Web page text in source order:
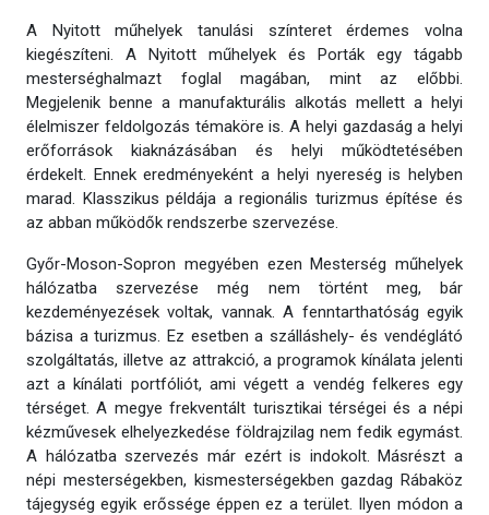
A Nyitott műhelyek tanulási színteret érdemes volna
kiegészíteni. A Nyitott műhelyek és Porták egy tágabb
mesterséghalmazt foglal magában, mint az előbbi.
Megjelenik benne a manufakturális alkotás mellett a helyi
élelmiszer feldolgozás témaköre is. A helyi gazdaság a helyi
erőforrások kiaknázásában és helyi működtetésében
érdekelt. Ennek eredményeként a helyi nyereség is helyben
marad. Klasszikus példája a regionális turizmus építése és
az abban működők rendszerbe szervezése.
Győr-Moson-Sopron megyében ezen Mesterség műhelyek
hálózatba szervezése még nem történt meg, bár
kezdeményezések voltak, vannak. A fenntarthatóság egyik
bázisa a turizmus. Ez esetben a szálláshely- és vendéglátó
szolgáltatás, illetve az attrakció, a programok kínálata jelenti
azt a kínálati portfóliót, ami végett a vendég felkeres egy
térséget. A megye frekventált turisztikai térségei és a népi
kézművesek elhelyezkedése földrajzilag nem fedik egymást.
A hálózatba szervezés már ezért is indokolt. Másrészt a
népi mesterségekben, kismesterségekben gazdag Rábaköz
tájegység egyik erőssége éppen ez a terület. Ilyen módon a